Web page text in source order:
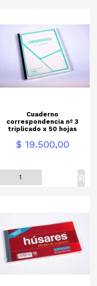
Cuaderno
correspondencia nº 3
triplicado x 50 hojas
Precio$ 19.500,00